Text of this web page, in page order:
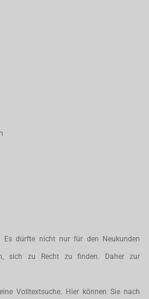
Es dürfte nicht nur für den Neukunden
sich zu Recht zu finden. Daher zur
Volltextsuche. Hier können Sie nach